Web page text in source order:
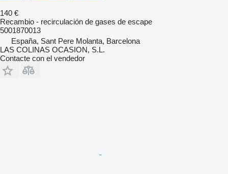
140 €
Recambio - recirculación de gases de escape
5001870013
España, Sant Pere Molanta, Barcelona
LAS COLINAS OCASION, S.L.
Contacte con el vendedor